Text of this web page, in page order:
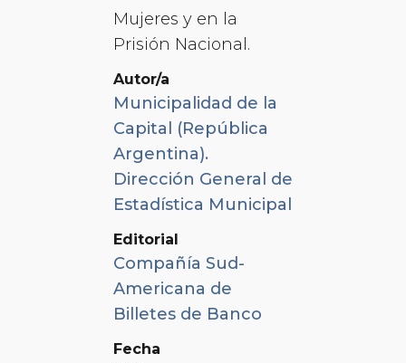
Mujeres y en la
Prisión Nacional.
Autor/a
Municipalidad de la
Capital (República
Argentina).
Dirección General de
Estadística Municipal
Editorial
Compañía Sud-
Americana de
Billetes de Banco
Fecha